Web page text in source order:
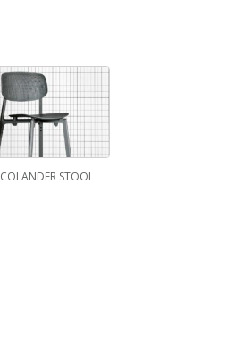
COLANDER STOOL